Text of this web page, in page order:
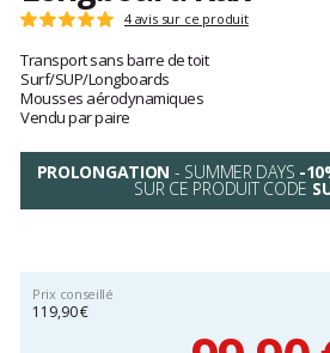
Les
clients
Note
:
5
sur
5
4 avis sur ce produit
Transport sans barre de toit
Surf/SUP/Longboards
Mousses aérodynamiques
Vendu par paire
PROLONGATION - SUMMER DAYS -
SUR CE PRODUIT CODE
Prix conseillé
119,90 €